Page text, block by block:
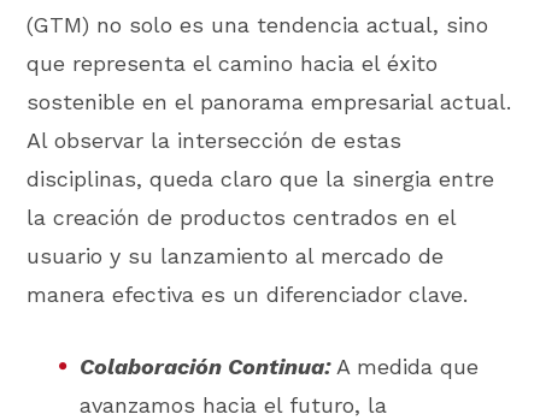
(GTM) no solo es una tendencia actual, sino
que representa el camino hacia el éxito
sostenible en el panorama empresarial actual.
Al observar la intersección de estas
disciplinas, queda claro que la sinergia entre
la creación de productos centrados en el
usuario y su lanzamiento al mercado de
manera efectiva es un diferenciador clave.
Colaboración Continua:A medida que
avanzamos hacia el futuro, la